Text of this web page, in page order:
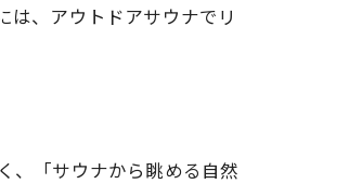
は、アウトドアサウナでリ
、「サウナから眺める自然